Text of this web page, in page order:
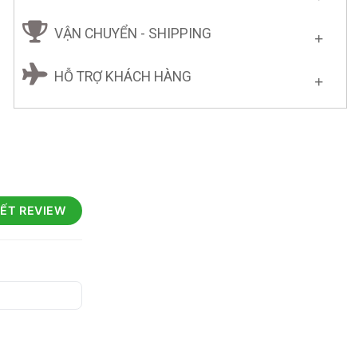
VẬN CHUYỂN - SHIPPING
HỖ TRỢ KHÁCH HÀNG
REVIEW